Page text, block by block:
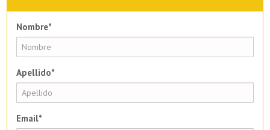
Nombre*
Apellido*
Email*